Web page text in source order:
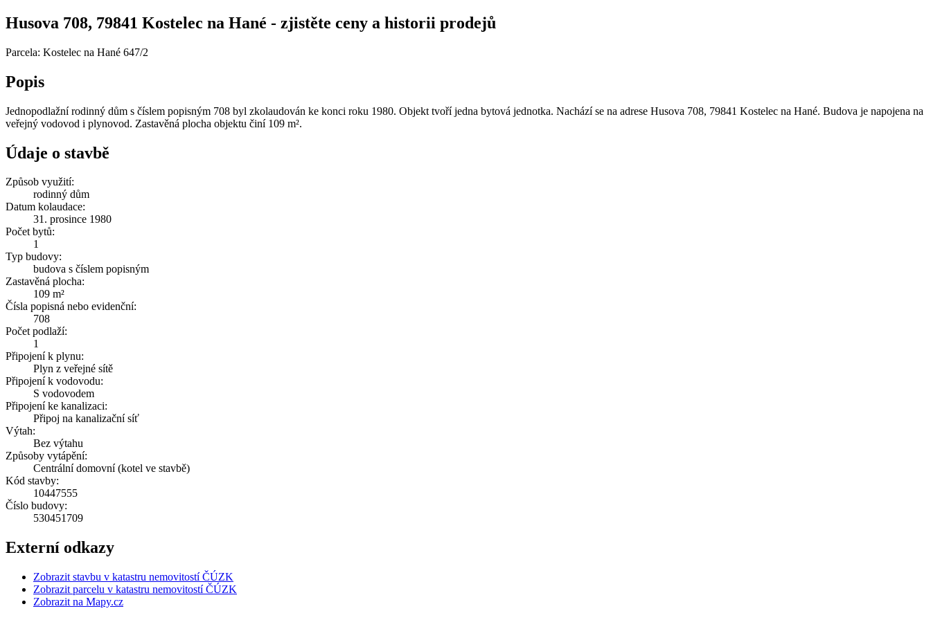
Husova 708, 79841 Kostelec na Hané - zjistěte ceny a historii prodejů
Parcela: Kostelec na Hané 647/2
Popis
Jednopodlažní rodinný dům s číslem popisným 708 byl zkolaudován ke konci roku 1980. Objekt tvoří jedna bytová jednotka. Nachází se na adrese Husova 708, 79841 Kostelec na Hané. Budova je napojena na
veřejný vodovod i plynovod. Zastavěná plocha objektu činí 109 m².
Údaje o stavbě
Způsob využití:
rodinný dům
Datum kolaudace:
31. prosince 1980
Počet bytů:
1
Typ budovy:
budova s číslem popisným
Zastavěná plocha:
109 m²
Čísla popisná nebo evidenční:
708
Počet podlaží:
1
Připojení k plynu:
Plyn z veřejné sítě
Připojení k vodovodu:
S vodovodem
Připojení ke kanalizaci:
Připoj na kanalizační síť
Výtah:
Bez výtahu
Způsoby vytápění:
Centrální domovní (kotel ve stavbě)
Kód stavby:
10447555
Číslo budovy:
530451709
Externí odkazy
Zobrazit stavbu v katastru nemovitostí ČÚZK
Zobrazit parcelu v katastru nemovitostí ČÚZK
Zobrazit na Mapy.cz